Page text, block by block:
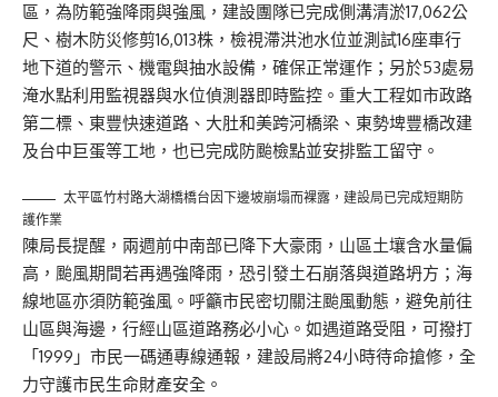
區，為防範強降雨與強風，建設團隊已完成側溝清淤17,062公
尺、樹木防災修剪16,013株，檢視滯洪池水位並測試16座車行
地下道的警示、機電與抽水設備，確保正常運作；另於53處易
淹水點利用監視器與水位偵測器即時監控。重大工程如市政路
第二標、東豐快速道路、大肚和美跨河橋梁、東勢埤豐橋改建
及台中巨蛋等工地，也已完成防颱檢點並安排監工留守。
太平區竹村路大湖橋橋台因下邊坡崩塌而裸露，建設局已完成短期防
護作業
陳局長提醒，兩週前中南部已降下大豪雨，山區土壤含水量偏
高，颱風期間若再遇強降雨，恐引發土石崩落與道路坍方；海
線地區亦須防範強風。呼籲市民密切關注颱風動態，避免前往
山區與海邊，行經山區道路務必小心。如遇道路受阻，可撥打
「1999」市民一碼通專線通報，建設局將24小時待命搶修，全
力守護市民生命財產安全。